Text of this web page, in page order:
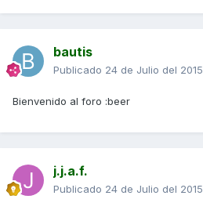
bautis
Publicado 24 de Julio del 2015
Bienvenido al foro :beer
j.j.a.f.
Publicado 24 de Julio del 2015